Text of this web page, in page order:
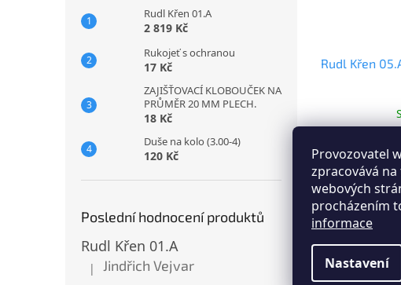
Provozovatel
zpracovává
webových
procházením
informace
Nastavení
Rudl Křen 01.A
2 819 Kč
Rukojeť s ochranou
17 Kč
ZAJIŠŤOVACÍ KLOBOUČEK NA
PRŮMĚR 20 MM PLECH.
18 Kč
Duše na kolo (3.00-4)
120 Kč
Poslední hodnocení produktů
Rudl Křen 01.A
Hodnocení produktu je 5 z 5 hvězdiček.
| Jindřich Vejvar
Rudl Křen
hodnocení
je
5,0
z
5
hvězdiček.
od2 335 Kč
DOPRAVA PO
Nosné části
vyrobeny z
mm. Lopata je
síle 4 mm.
úprava je
barvou